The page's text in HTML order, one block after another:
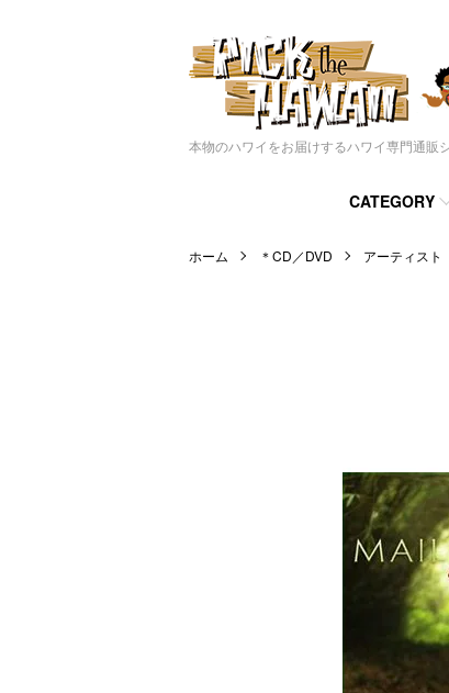
本物のハワイをお届けするハワイ専門通
CATEGORY
ホーム ＊CD／DVD アーティスト